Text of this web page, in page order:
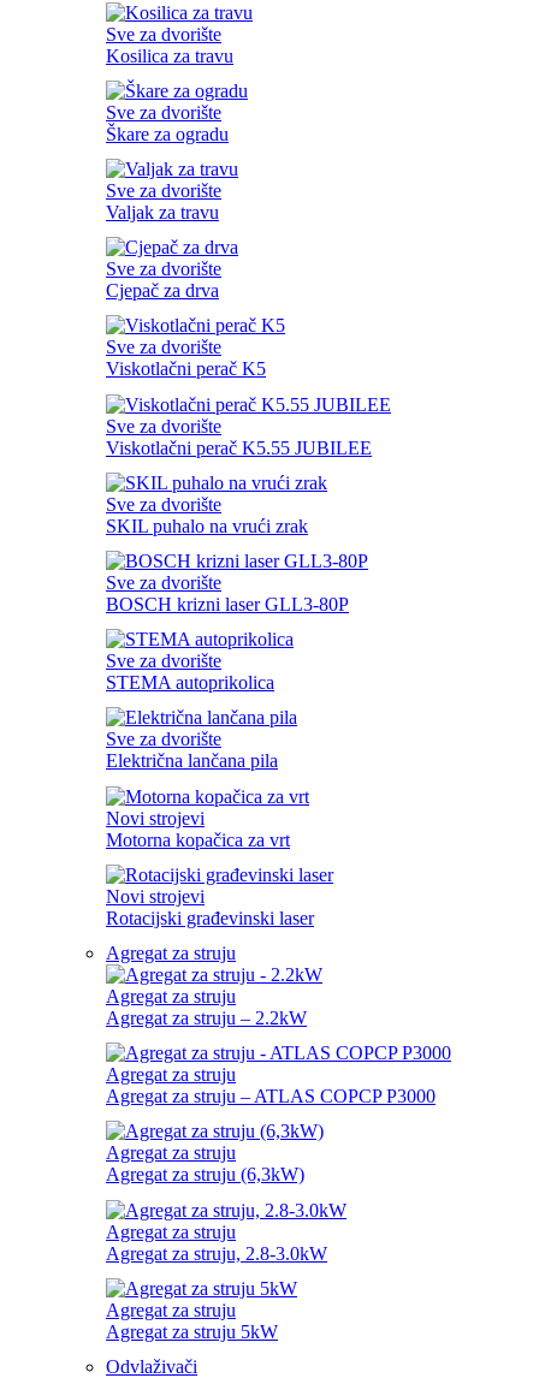
Sve za dvorište
Kosilica za travu
Sve za dvorište
Škare za ogradu
Sve za dvorište
Valjak za travu
Sve za dvorište
Cjepač za drva
Sve za dvorište
Viskotlačni perač K5
Sve za dvorište
Viskotlačni perač K5.55 JUBILEE
Sve za dvorište
SKIL puhalo na vrući zrak
Sve za dvorište
BOSCH krizni laser GLL3-80P
Sve za dvorište
STEMA autoprikolica
Sve za dvorište
Električna lančana pila
Novi strojevi
Motorna kopačica za vrt
Novi strojevi
Rotacijski građevinski laser
Agregat za struju
Agregat za struju
Agregat za struju – 2.2kW
Agregat za struju
Agregat za struju – ATLAS COPCP P3000
Agregat za struju
Agregat za struju (6,3kW)
Agregat za struju
Agregat za struju, 2.8-3.0kW
Agregat za struju
Agregat za struju 5kW
Odvlaživači